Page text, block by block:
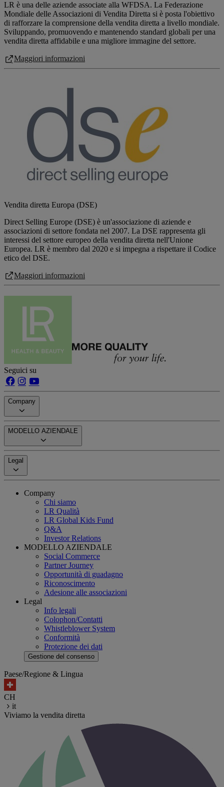
LR è una delle aziende associate alla WFDSA. La Federazione
Mondiale delle Associazioni di Vendita Diretta si è posta l'obiettivo
di rafforzare la comprensione della vendita diretta a livello mondiale.
Sviluppando, promuovendo e mantenendo standard globali per una
vendita diretta affidabile e una migliore immagine del settore.
Maggiori informazioni
Vendita diretta Europa (DSE)
Direct Selling Europe (DSE) è un'associazione di aziende e
associazioni di settore fondata nel 2007. La DSE rappresenta gli
interessi del settore europeo della vendita diretta nell'Unione
Europea. LR è membro dal 2020 e si impegna a rispettare il Codice
etico del DSE.
Maggiori informazioni
Seguici su
Company
MODELLO AZIENDALE
Legal
Company
Chi siamo
LR Qualità
LR Global Kids Fund
Q&A
Investor Relations
MODELLO AZIENDALE
Social Commerce
Partner Journey
Opportunità di guadagno
Riconoscimento
Adesione alle associazioni
Legal
Info legali
Colophon/Contatti
Whistleblower System
Conformità
Protezione dei dati
Gestione del consenso
Paese/Regione & Lingua
CH
it
Viviamo la vendita diretta